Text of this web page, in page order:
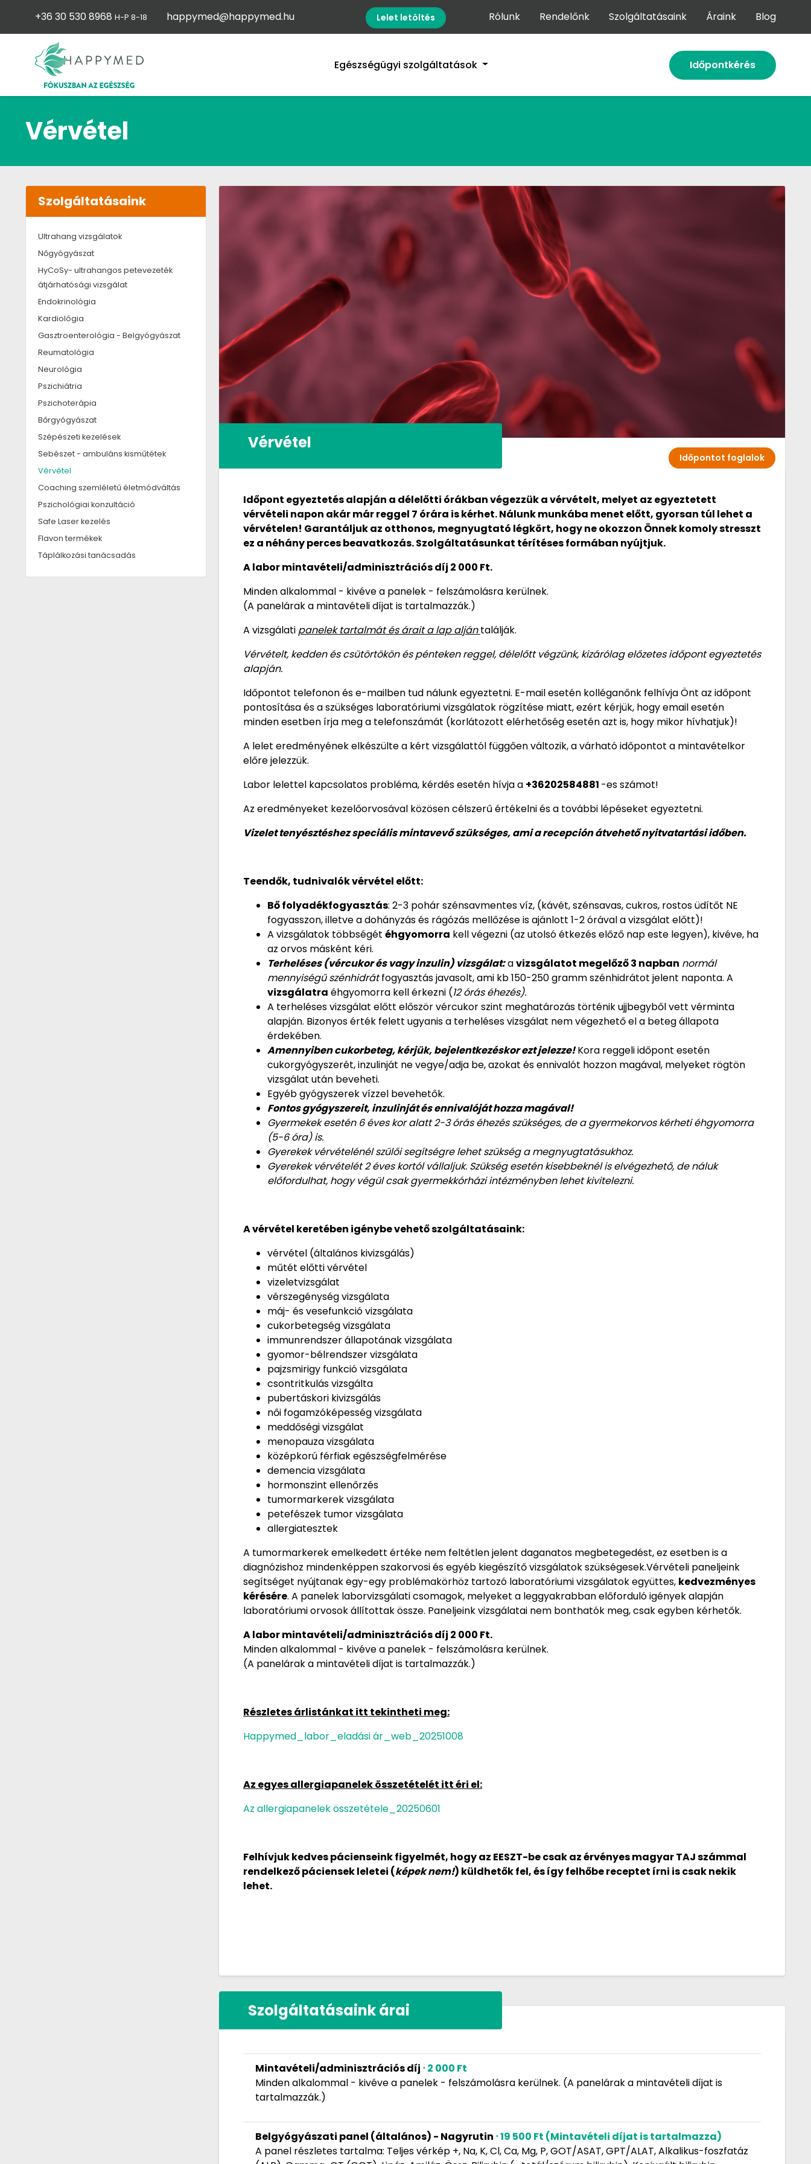
+36 30 530 8968 H-P 8-18 happymed@happymed.hu Lelet letöltés Rólunk Rendelőnk Szolgáltatásaink Áraink Blog
Egészségügyi szolgáltatások Időpontkérés
Vérvétel
Vérvétel
Időpontot foglalok
Időpont egyeztetés alapján a délelőtti órákban végezzük a vérvételt, melyet az egyeztetett
vérvételi napon akár már reggel 7 órára is kérhet. Nálunk munkába menet előtt, gyorsan túl lehet a
vérvételen! Garantáljuk az otthonos, megnyugtató légkört, hogy ne okozzon Önnek komoly stresszt
ez a néhány perces beavatkozás. Szolgáltatásunkat térítéses formában nyújtjuk.
A labor mintavételi/adminisztrációs díj 2 000 Ft.
Minden alkalommal - kivéve a panelek - felszámolásra kerülnek.
(A panelárak a mintavételi díjat is tartalmazzák.)
A vizsgálati panelek tartalmát és árait a lap aljántalálják.
Vérvételt, kedden és csütörtökön és pénteken reggel, délelőtt végzünk, kizárólag előzetes időpont egyeztetés
alapján.
Időpontot telefonon és e-mailben tud nálunk egyeztetni. E-mail esetén kolléganőnk felhívja Önt az időpont
pontosítása és a szükséges laboratóriumi vizsgálatok rögzítése miatt, ezért kérjük, hogy email esetén
minden esetben írja meg a telefonszámát (korlátozott elérhetőség esetén azt is, hogy mikor hívhatjuk)!
A lelet eredményének elkészülte a kért vizsgálattól függően változik, a várható időpontot a mintavételkor
előre jelezzük.
Labor lelettel kapcsolatos probléma, kérdés esetén hívja a +36202584881 -es számot!
Az eredményeket kezelőorvosával közösen célszerű értékelni és a további lépéseket egyeztetni.
Vizelet tenyésztéshez speciális mintavevő szükséges, ami a recepción átvehető nyitvatartási időben.
Teendők, tudnivalók vérvétel előtt:
Bő folyadékfogyasztás: 2-3 pohár szénsavmentes víz, (kávét, szénsavas, cukros, rostos üdítőt NE
fogyasszon, illetve a dohányzás és rágózás mellőzése is ajánlott 1-2 órával a vizsgálat előtt)!
A vizsgálatok többségét éhgyomorra kell végezni (az utolsó étkezés előző nap este legyen), kivéve, ha
az orvos másként kéri.
Terheléses (vércukor és vagy inzulin) vizsgálat:avizsgálatot megelőző 3 napban normál
mennyiségű szénhidrátfogyasztás javasolt, ami kb 150-250 gramm szénhidrátot jelent naponta. A
vizsgálatra éhgyomorra kell érkezni (12 órás éhezés).
A terheléses vizsgálat előtt először vércukor szint meghatározás történik ujjbegyből vett vérminta
alapján. Bizonyos érték felett ugyanis a terheléses vizsgálat nem végezhető el a beteg állapota
érdekében.
Amennyiben cukorbeteg, kérjük, bejelentkezéskor ezt jelezze!Kora reggeli időpont esetén
cukorgyógyszerét, inzulinját ne vegye/adja be, azokat és ennivalót hozzon magával, melyeket rögtön
vizsgálat után beveheti.
Egyéb gyógyszerek vízzel bevehetők.
Fontos gyógyszereit, inzulinját és ennivalóját hozza magával!
Gyermekek esetén 6 éves kor alatt 2-3 órás éhezés szükséges, de a gyermekorvos kérheti éhgyomorra
(5-6 óra) is.
Gyerekek vérvételénél szülői segítségre lehet szükség a megnyugtatásukhoz.
Gyerekek vérvételét 2 éves kortól vállaljuk. Szükség esetén kisebbeknél is elvégezhető, de náluk
előfordulhat, hogy végül csak gyermekkórházi intézményben lehet kivitelezni.
A vérvétel keretében igénybe vehető szolgáltatásaink:
vérvétel (általános kivizsgálás)
műtét előtti vérvétel
vizeletvizsgálat
vérszegénység vizsgálata
máj- és vesefunkció vizsgálata
cukorbetegség vizsgálata
immunrendszer állapotának vizsgálata
gyomor-bélrendszer vizsgálata
pajzsmirigy funkció vizsgálata
csontritkulás vizsgálta
pubertáskori kivizsgálás
női fogamzóképesség vizsgálata
meddőségi vizsgálat
menopauza vizsgálata
középkorú férfiak egészségfelmérése
demencia vizsgálata
hormonszint ellenőrzés
tumormarkerek vizsgálata
petefészek tumor vizsgálata
allergiatesztek
A tumormarkerek emelkedett értéke nem feltétlen jelent daganatos megbetegedést, ez esetben is a
diagnózishoz mindenképpen szakorvosi és egyéb kiegészítő vizsgálatok szükségesek.Vérvételi paneljeink
segítséget nyújtanak egy-egy problémakörhöz tartozó laboratóriumi vizsgálatok együttes, kedvezményes
kérésére. A panelek laborvizsgálati csomagok, melyeket a leggyakrabban előforduló igények alapján
laboratóriumi orvosok állítottak össze. Paneljeink vizsgálatai nem bonthatók meg, csak egyben kérhetők.
A labor mintavételi/adminisztrációs díj 2 000 Ft.
Minden alkalommal - kivéve a panelek - felszámolásra kerülnek.
(A panelárak a mintavételi díjat is tartalmazzák.)
Részletes árlistánkat itt tekintheti meg:
Happymed_labor_eladási ár_web_20251008
Az egyes allergiapanelek összetételét itt éri el:
Az allergiapanelek összetétele_20250601
Felhívjuk kedves pácienseink figyelmét, hogy az EESZT-be csak az érvényes magyar TAJ számmal
rendelkező páciensek leletei (képek nem!) küldhetők fel, és így felhőbe receptet írni is csak nekik
lehet.
Szolgáltatásaink árai
Mintavételi/adminisztrációs díj ⋅ 2 000 Ft
Minden alkalommal - kivéve a panelek - felszámolásra kerülnek. (A panelárak a mintavételi díjat is
tartalmazzák.)
Belgyógyászati panel (általános) - Nagyrutin ⋅ 19 500 Ft (Mintavételi díjat is tartalmazza)
A panel részletes tartalma: Teljes vérkép +, Na, K, Cl, Ca, Mg, P, GOT/ASAT, GPT/ALAT, Alkalikus-foszfatáz
Szolgáltatásaink
Ultrahang vizsgálatok
Nőgyógyászat
HyCoSy- ultrahangos petevezeték
átjárhatósági vizsgálat
Endokrinológia
Kardiológia
Gasztroenterológia - Belgyógyászat
Reumatológia
Neurológia
Pszichiátria
Pszichoterápia
Bőrgyógyászat
Szépészeti kezelések
Sebészet - ambuláns kisműtétek
Vérvétel
Coaching szemléletű életmódváltás
Pszichológiai konzultáció
Safe Laser kezelés
Flavon termékek
Táplálkozási tanácsadás